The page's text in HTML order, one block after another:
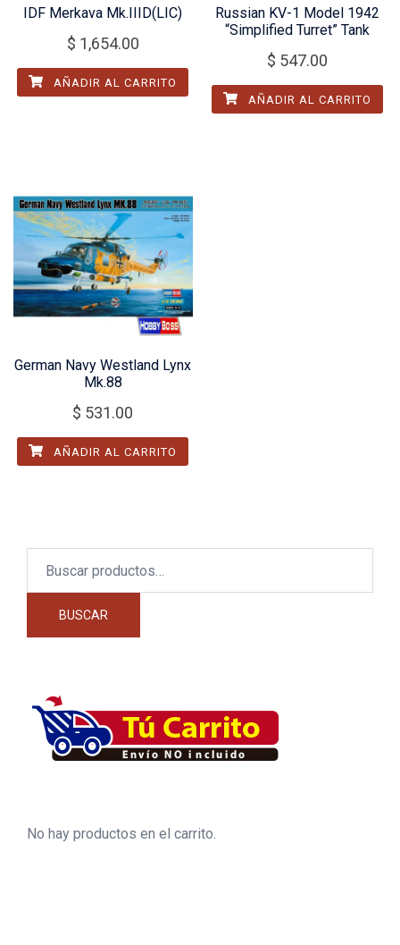
IDF Merkava Mk.IIID(LIC)
$ 1,654.00
AÑADIR AL CARRITO
Russian KV-1 Model 1942
“Simplified Turret” Tank
$ 547.00
AÑADIR AL CARRITO
German Navy Westland Lynx
Mk.88
$ 531.00
AÑADIR AL CARRITO
BUSCAR
No hay productos en el carrito.